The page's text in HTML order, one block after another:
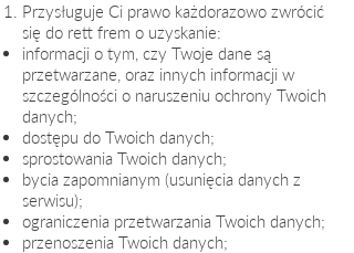
Przysługuje Ci prawo każdorazowo zwrócić
się do rett frem o uzyskanie:
informacji o tym, czy Twoje dane są
przetwarzane, oraz innych informacji w
szczególności o naruszeniu ochrony Twoich
danych;
dostępu do Twoich danych;
sprostowania Twoich danych;
bycia zapomnianym (usunięcia danych z
serwisu);
ograniczenia przetwarzania Twoich danych;
przenoszenia Twoich danych;